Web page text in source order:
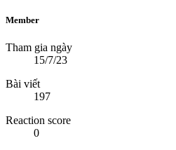
Member
Tham gia ngày
15/7/23
Bài viết
197
Reaction score
0